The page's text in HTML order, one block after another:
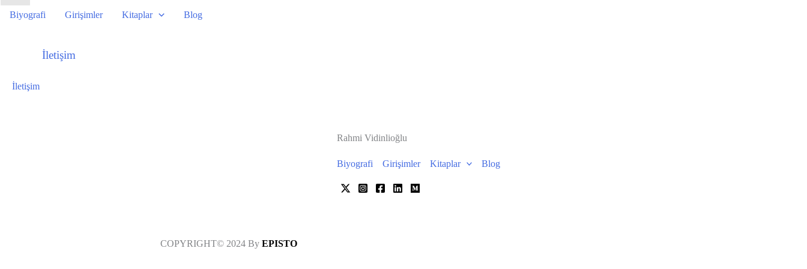
Biyografi Girişimler Kitaplar Blog
İletişim
İletişim
Rahmi Vidinlioğlu
Biyografi Girişimler Kitaplar Blog
COPYRIGHT© 2024 By EPISTO